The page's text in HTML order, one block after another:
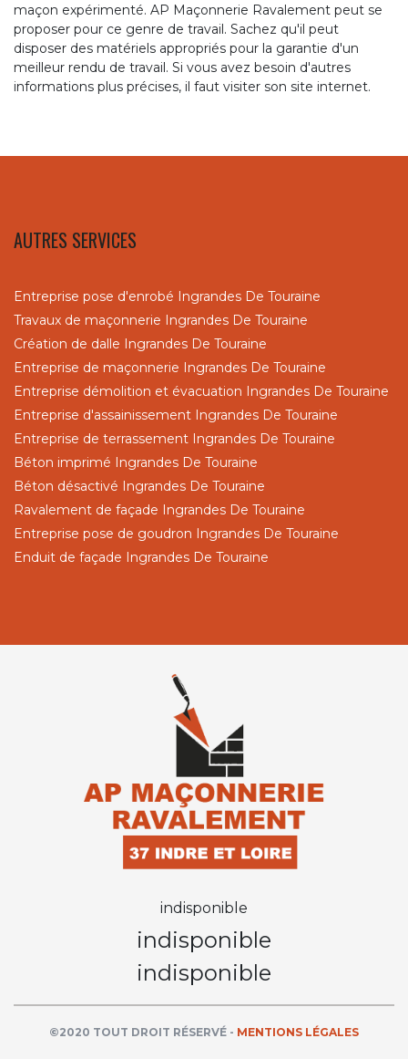
maçon expérimenté. AP Maçonnerie Ravalement peut se
proposer pour ce genre de travail. Sachez qu'il peut
disposer des matériels appropriés pour la garantie d'un
meilleur rendu de travail. Si vous avez besoin d'autres
informations plus précises, il faut visiter son site internet.
AUTRES SERVICES
Entreprise pose d'enrobé Ingrandes De Touraine
Travaux de maçonnerie Ingrandes De Touraine
Création de dalle Ingrandes De Touraine
Entreprise de maçonnerie Ingrandes De Touraine
Entreprise démolition et évacuation Ingrandes De Touraine
Entreprise d'assainissement Ingrandes De Touraine
Entreprise de terrassement Ingrandes De Touraine
Béton imprimé Ingrandes De Touraine
Béton désactivé Ingrandes De Touraine
Ravalement de façade Ingrandes De Touraine
Entreprise pose de goudron Ingrandes De Touraine
Enduit de façade Ingrandes De Touraine
indisponible
indisponible
indisponible
©2020 TOUT DROIT RÉSERVÉ - MENTIONS LÉGALES